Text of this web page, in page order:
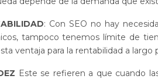
: Con SEO no hay
tampoco tenemos límite de
ventaja para la rentabilidad a largo
Este se refieren a que cuando